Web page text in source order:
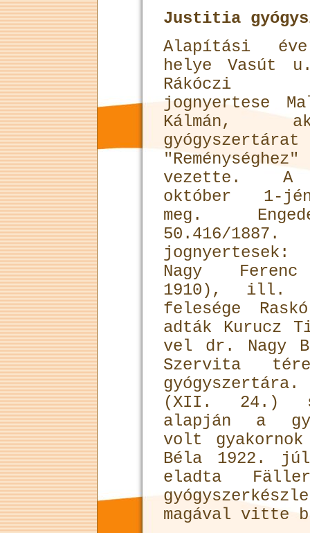
Justitia
Alapítási
helye Vasút
jognyertese
Kálmán,
gyógyszer­tárat
vezette. A
október 1-
meg.
50.416/1887.
Nagy
1910), ill.
felesége
adták Kurucz
vel dr. Nagy
Szervita
(XII. 24.)
alapján a
volt
Béla 1922.
eladta
magával vitte